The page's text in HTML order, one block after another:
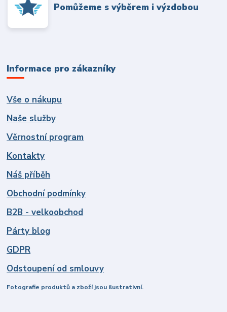
Pomůžeme s výběrem i výzdobou
Informace pro zákazníky
Vše o nákupu
Naše služby
Věrnostní program
Kontakty
Náš příběh
Obchodní podmínky
B2B - velkoobchod
Párty blog
GDPR
Odstoupení od smlouvy
Fotografie produktů a zboží jsou ilustrativní.